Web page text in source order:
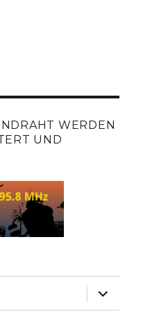
WERDEN
UND